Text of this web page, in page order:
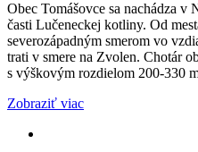
Obec Tomášovce sa nachádza v
časti Lučeneckej kotliny. Od
severozápadným smerom vo
trati v smere na Zvolen. Chotár
s výškovým rozdielom 200-330
Zobraziť viac